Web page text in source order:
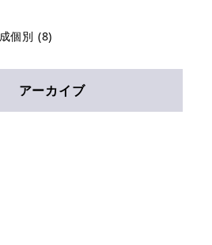
個別 (8)
アーカイブ